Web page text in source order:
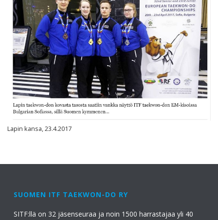
Lapin kansa, 23.4.2017
SUOMEN ITF TAEKWON-DO RY
SITF:llä on 32 jäsenseuraa ja noin 1500 harrastajaa yli 40